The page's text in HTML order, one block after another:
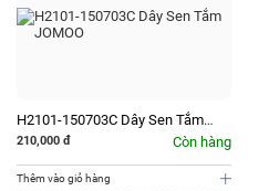
H2101-150703C Dây Sen Tắm
JOMOO
210,000 đ Còn hàng
Thêm vào giỏ hàng